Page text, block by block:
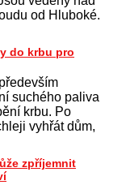
od Hluboké.
do krbu pro
suchého paliva
krbu. Po
vyhřát dům,
zpříjemnit